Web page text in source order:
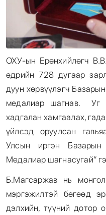
ОХУ-ын Ерөнхийлөгч
өдрийн 728 дугаар
дуун хөрвүүлэгч
медалиар шагнав. Уг
хадгалан хамгаалах,
үйлсэд оруулсан
Улсын иргэн
Медалиар шагнасугай”
Б.Магсаржав нь
мэргэжилтэй бөгөөд
дэлхийн, түүний дотор